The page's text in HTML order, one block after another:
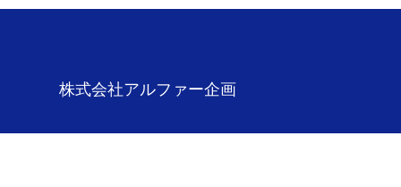
株式会社アルファー企画